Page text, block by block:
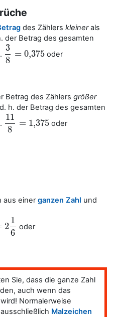
des Zählers kleinerals
der Betrag des gesamten
3
8
= 0,375
38 =0,375 oder
Betrag des Zählers größer
h. der Betrag des gesamten
11
8
= 1,375
118 =1,375 oder
aus einerganzen Zahl und
2
1
6
oder
Sie, dass die ganze Zahl
auch wenn das
Normalerweise
Malzeichen